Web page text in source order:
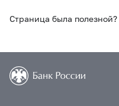
Страница была полезной?